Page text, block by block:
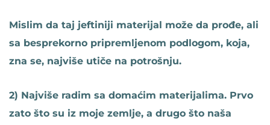
Mislim da taj jeftiniji materijal može da prođe, ali
sa besprekorno pripremljenom podlogom, koja,
zna se, najviše utiče na potrošnju.
2) Najviše radim sa domaćim materijalima. Prvo
zato što su iz moje zemlje, a drugo što naša